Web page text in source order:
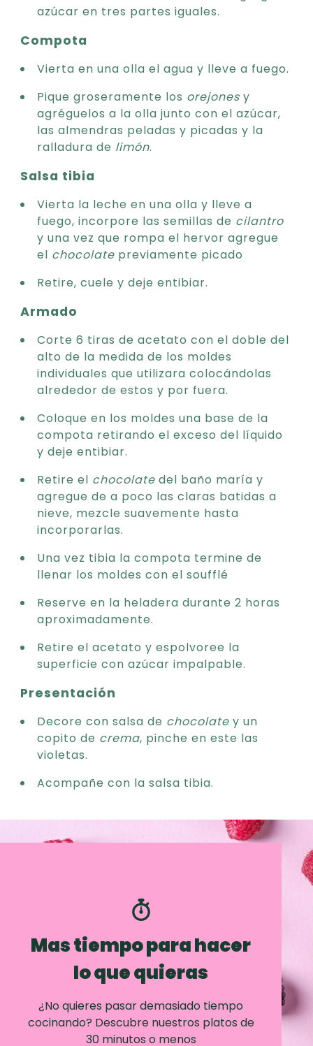
azúcar en tres partes iguales.
Compota
Vierta en una olla el agua y lleve a fuego.
Pique groseramente los orejones y
agréguelos a la olla junto con el azúcar,
las almendras peladas y picadas y la
ralladura de limón.
Salsa tibia
Vierta la leche en una olla y lleve a
fuego, incorpore las semillas de cilantro
y una vez que rompa el hervor agregue
el chocolate previamente picado
Retire, cuele y deje entibiar.
Armado
Corte 6 tiras de acetato con el doble del
alto de la medida de los moldes
individuales que utilizara colocándolas
alrededor de estos y por fuera.
Coloque en los moldes una base de la
compota retirando el exceso del líquido
y deje entibiar.
Retire el chocolate del baño maría y
agregue de a poco las claras batidas a
nieve, mezcle suavemente hasta
incorporarlas.
Una vez tibia la compota termine de
llenar los moldes con el soufflé
Reserve en la heladera durante 2 horas
aproximadamente.
Retire el acetato y espolvoree la
superficie con azúcar impalpable.
Presentación
Decore con salsa de chocolate y un
copito de crema, pinche en este las
violetas.
Acompañe con la salsa tibia.
Mas tiempo para hacer
lo que quieras
¿No quieres pasar demasiado tiempo
cocinando? Descubre nuestros platos de
30 minutos o menos